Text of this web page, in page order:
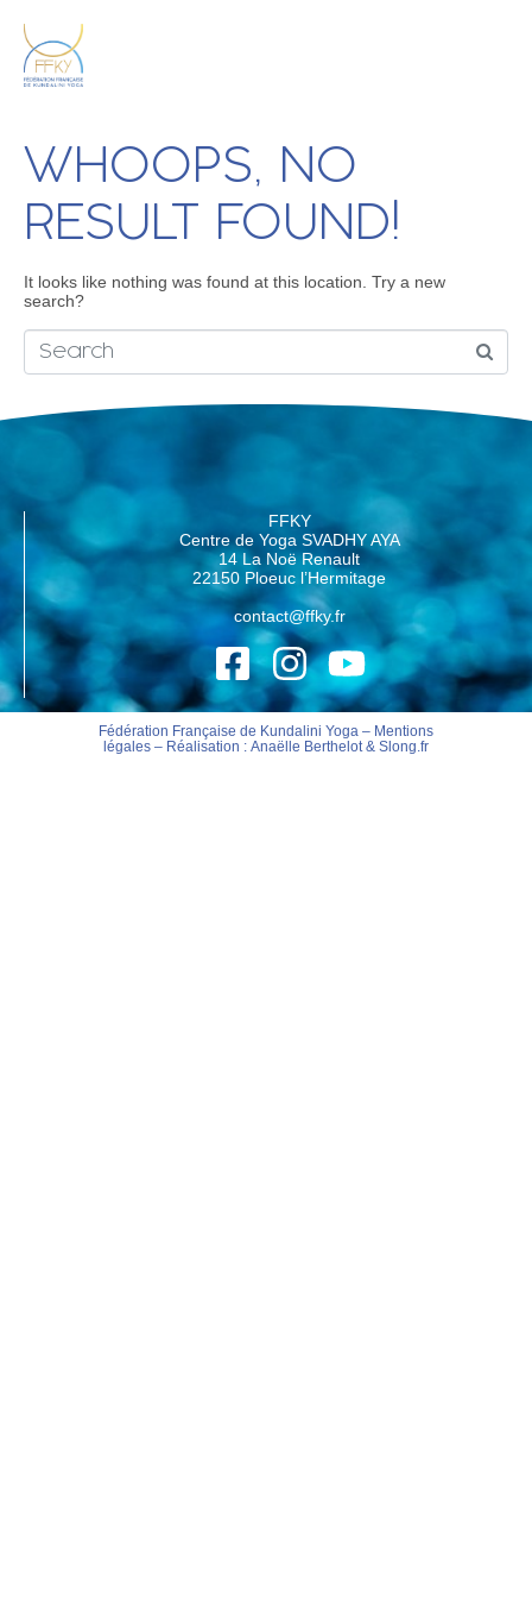
WHOOPS, NO
RESULT FOUND!
It looks like nothing was found at this location. Try a new
search?
FFKY
Centre de Yoga SVADHY AYA
14 La Noë Renault
22150 Ploeuc l’Hermitage
contact@ffky.fr
Fédération Française de Kundalini Yoga – Mentions
légales– Réalisation : Anaëlle Berthelot& Slong.fr